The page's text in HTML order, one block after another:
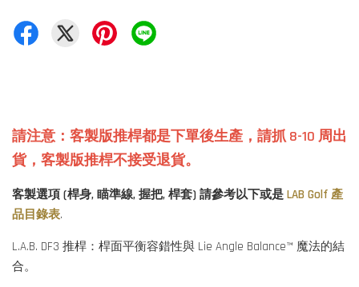
請注意：客製版推桿都是下單後生產 ， 請抓 8-10 周出
貨，客製版推桿不接受退貨。
客製選項 (桿身, 瞄準線, 握把, 桿套) 請參考以下或是 LAB Golf 產
品目錄表.
L.A.B. DF3 推桿：桿面平衡容錯性與 Lie Angle Balance™ 魔法的結
合。